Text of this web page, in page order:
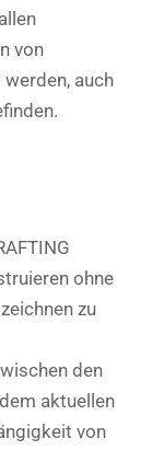
von
auch
ohne
zu
den
aktuellen
von